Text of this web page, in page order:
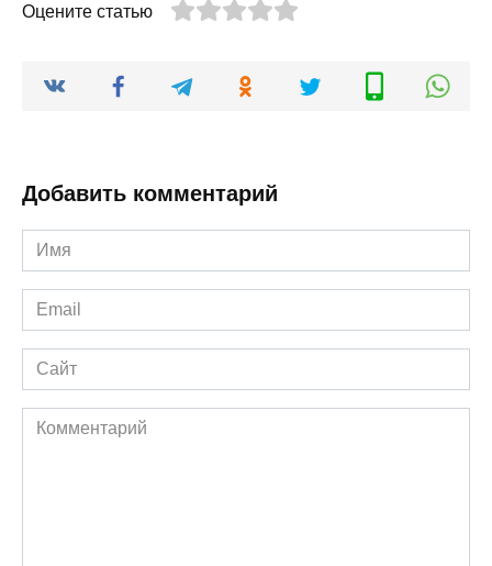
Оцените статью
Добавить комментарий
Имя
*
Email
*
Сайт
Комментарий